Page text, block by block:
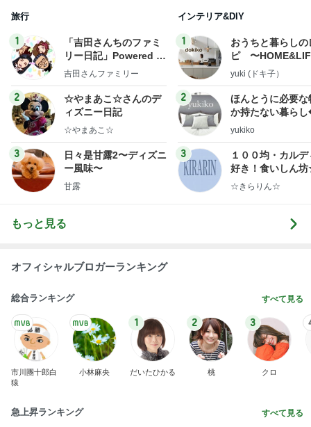
旅行
1
「吉田さんちのファミ
リー日記」Powered b
y Ameba 吉田さんファ
ログ
吉田さんファミリー
2
☆やまあこ☆さんのデ
ィズニー日記
☆やまあこ☆
3
日々是甘露2〜ディズニ
ー風味〜
甘露
インテリア&DIY
1
おうちと暮らしの
ピ 〜
yuki (ドキ子）
2
ほんとうに必要な
か持たない暮ら
ep Life Simple◆
yukiko
3
１００均・カルデ
好き！食いしん
らりん☆のブログ
☆きらりん☆
もっと見る
オフィシャルブロガーランキング
総合ランキング すべて見る
市川團十郎白
猿
小林麻央
1
だいたひかる
2
桃
3
クロ
急上昇ランキング すべて見る